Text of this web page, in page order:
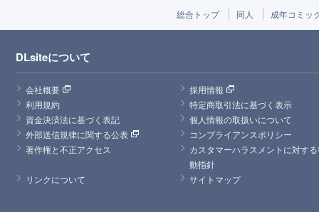
総合トップ 同人 成年コミッ
DLsiteについて
会社概要
採用情報
利用規約
特定商取引法に基づく表示
資金決済法に基づく表記
個人情報の取扱いについて
外部送信規律に関する公表
コンプライアンスポリシー
著作権と不正アクセス
カスタマーハラスメントに対す
動指針
リンクについて
サイトマップ